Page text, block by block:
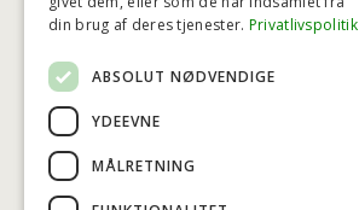
BETALINGSMULIGHEDER
din brug af deres tjenester. Privatlivspolitik
ABSOLUT NØDVENDIGE
YDEEVNE
MÅLRETNING